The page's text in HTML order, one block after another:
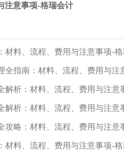
注意事项-格瑞会计
材料、流程、费用与注意事项-
全指南：材料、流程、费用与注
解析：材料、流程、费用与注意
解析：材料、流程、费用与注意
攻略：材料、流程、费用与注意
材料、流程、费用与注意事项-